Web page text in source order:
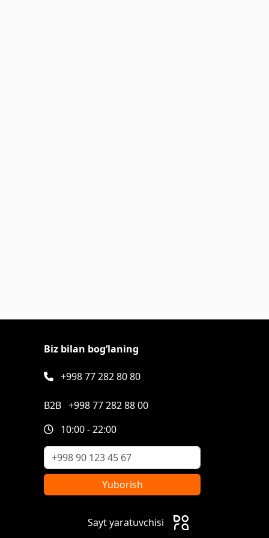
Biz bilan bog‘laning
+998 77 282 80 80
B2B +998 77 282 88 00
10:00 - 22:00
Yuborish
Sayt yaratuvchisi